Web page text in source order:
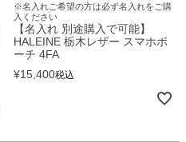
※名入れご希望の方は必ず名入れをご購
入ください
【名入れ 別途購入で可能】
HALEINE 栃木レザー スマホポ
ーチ 4FA
¥15,400税込